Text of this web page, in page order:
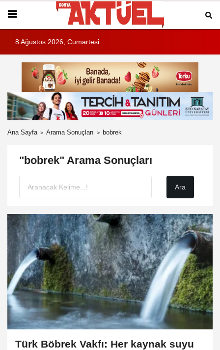
8 Ağustos 2026, Cumartesi
Ana Sayfa Arama Sonuçları bobrek
"bobrek" Arama Sonuçları
Türk Böbrek Vakfı: Her kaynak suyu